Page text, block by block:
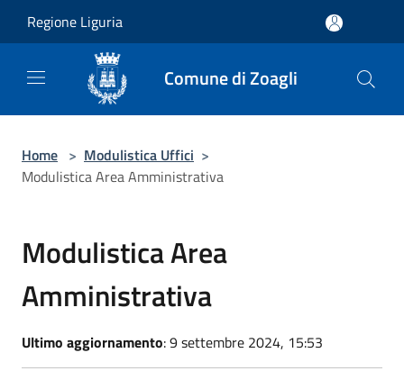
Regione Liguria
Comune di Zoagli
Home > Modulistica Uffici >
Modulistica Area Amministrativa
Modulistica Area
Amministrativa
Ultimo aggiornamento: 9 settembre 2024, 15:53